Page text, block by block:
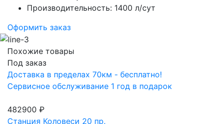
Производительность: 1400 л/сут
Оформить заказ
Похожие товары
Под заказ
Доставка в пределах 70км - бесплатно!
Сервисное обслуживание 1 год в подарок
482900 ₽
Станция Коловеси 20 пр.